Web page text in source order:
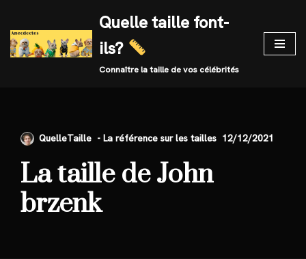
Skip
to
Quelle taille font-
ils?
Connaître la taille de vos célébrités
QuelleTaille 12/12/2021
La taille de John
brzenk